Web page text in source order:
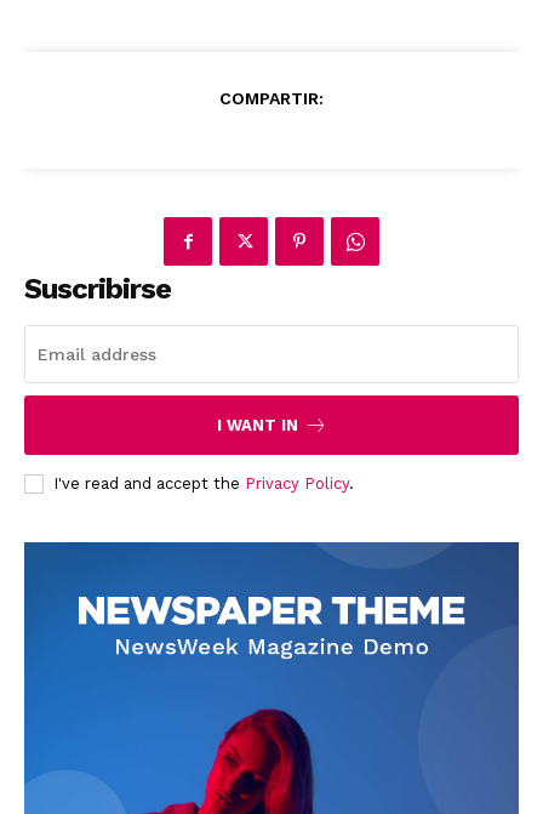
News Week
Magazine PRO
SUBSCRIBE NOW
COMPARTIR:
Suscribirse
I WANT IN
I've read and accept the Privacy Policy.